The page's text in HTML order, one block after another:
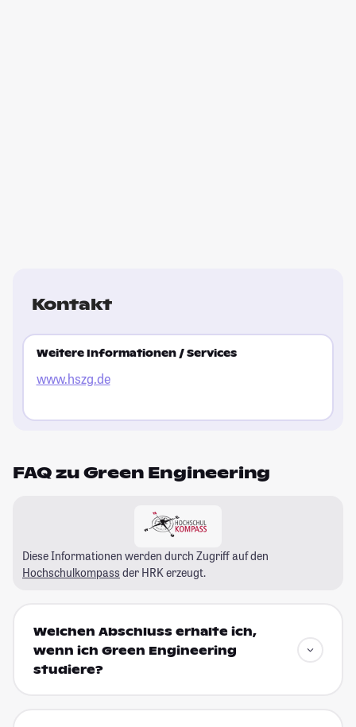
Kontakt
Weitere Informationen / Services
www.hszg.de
FAQ zu Green Engineering
Diese Informationen werden durch Zugriff auf den
Hochschulkompass der HRK erzeugt.
Welchen Abschluss erhalte ich,
wenn ich Green Engineering
studiere?